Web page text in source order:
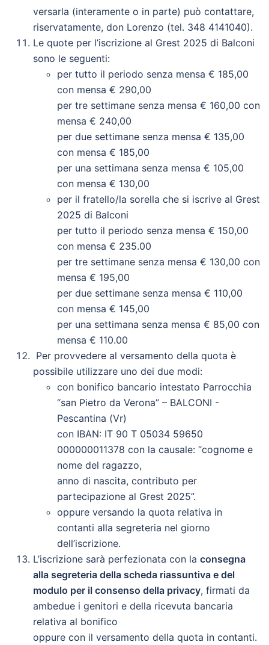
versarla (interamente o in parte) può contattare,
riservatamente, don Lorenzo (tel. 348 4141040).
Le quote per l’iscrizione al Grest 2025 di Balconi
sono le seguenti:
per tutto il periodo senza mensa € 185,00
con mensa € 290,00
per tre settimane senza mensa € 160,00 con
mensa € 240,00
per due settimane senza mensa € 135,00
con mensa € 185,00
per una settimana senza mensa € 105,00
con mensa € 130,00
per il fratello/la sorella che si iscrive al Grest
2025 di Balconi
per tutto il periodo senza mensa € 150,00
con mensa € 235.00
per tre settimane senza mensa € 130,00 con
mensa € 195,00
per due settimane senza mensa € 110,00
con mensa € 145,00
per una settimana senza mensa € 85,00 con
mensa € 110.00
Per provvedere al versamento della quota è
possibile utilizzare uno dei due modi:
con bonifico bancario intestato Parrocchia
“san Pietro da Verona” – BALCONI -
Pescantina (Vr)
con IBAN: IT 90 T 05034 59650
000000011378 con la causale: “cognome e
nome del ragazzo,
anno di nascita, contributo per
partecipazione al Grest 2025”.
oppure versando la quota relativa in
contanti alla segreteria nel giorno
dell’iscrizione.
L’iscrizione sarà perfezionata con la consegna
alla segreteria della scheda riassuntiva e del
modulo per il consenso della privacy, firmati da
ambedue i genitori e della ricevuta bancaria
relativa al bonifico
oppure con il versamento della quota in contanti.